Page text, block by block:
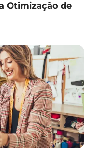
Otimização de